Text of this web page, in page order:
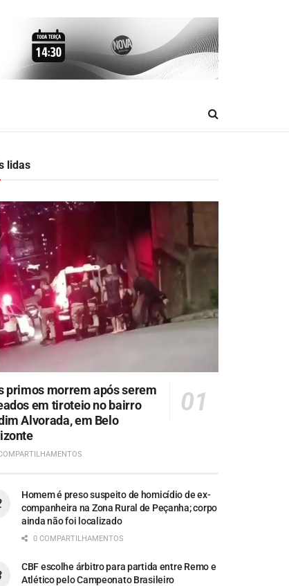
lidas
primos morrem após serem
em tiroteio no bairro
Alvorada, em Belo
Homem é preso suspeito de homicídio de ex-
companheira na Zona Rural de Peçanha; corpo
ainda não foi localizado
0 COMPARTILHAMENTOS
CBF escolhe árbitro para partida entre Remo e
Atlético pelo Campeonato Brasileiro